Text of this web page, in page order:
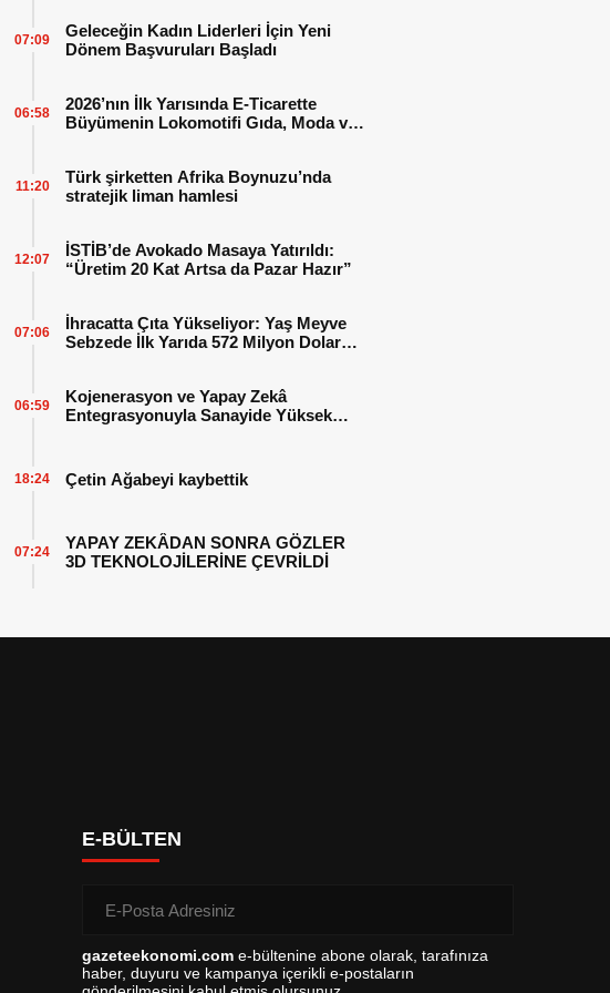
Geleceğin Kadın Liderleri İçin Yeni
Dönem Başvuruları Başladı
07:09
2026’nın İlk Yarısında E-Ticarette
Büyümenin Lokomotifi Gıda, Moda ve
06:58
Türk şirketten Afrika Boynuzu’nda
stratejik liman hamlesi
11:20
İSTİB’de Avokado Masaya Yatırıldı:
“Üretim 20 Kat Artsa da Pazar Hazır”
12:07
İhracatta Çıta Yükseliyor: Yaş Meyve
Sebzede İlk Yarıda 572 Milyon Dolar
07:06
Kojenerasyon ve Yapay Zekâ
Entegrasyonuyla Sanayide Yüksek
06:59
Çetin Ağabeyi kaybettik
18:24
YAPAY ZEKÂDAN SONRA GÖZLER
3D TEKNOLOJİLERİNE ÇEVRİLDİ
07:24
E-BÜLTEN
gazeteekonomi.com e-bültenine abone olarak, tarafınıza
haber, duyuru ve kampanya içerikli e-postaların